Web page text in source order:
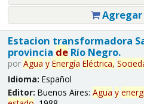
Estacion transformadora
provincia deRío Negro.
por Agua y Energía Eléctrica,
Idioma: Español
Editor: Buenos Aires: Agua y